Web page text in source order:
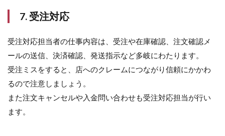
営
に
要
な
キ
ル
7. 受注対応
受注対応担当者の仕事内容は、受注や在庫確認、注文確認メ
ールの送信、決済確認、発送指示など多岐にわたります。
受注ミスをすると、店へのクレームにつながり信頼にかかわ
るので注意しましょう。
また注文キャンセルや入金問い合わせも受注対応担当が行い
ます。